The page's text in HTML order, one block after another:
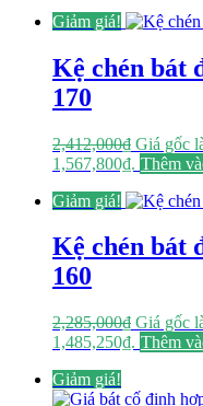
Giảm giá!
Kệ chén bát
170
2,412,000₫ Giá gốc
1,567,800₫. Thêm
Giảm giá!
Kệ chén bát
160
2,285,000₫ Giá gốc
1,485,250₫. Thêm
Giảm giá!